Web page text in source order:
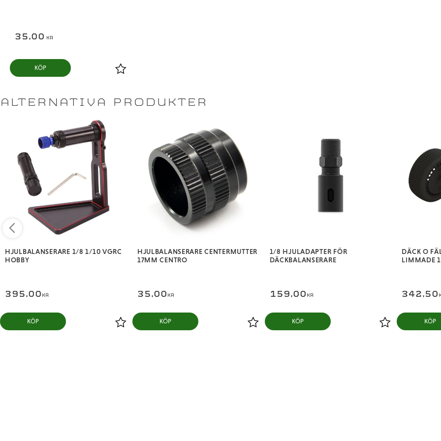
35,00 KR
Lägg till i favoriter
KÖP
ALTERNATIVA PRODUKTER
HJULBALANSERARE 1/8 1/10 VGRC
HOBBY
395,00 KR
KÖP
HJULBALANSERARE CENTERMUTTER
17MM CENTRO
35,00 KR
KÖP
1/8 HJULADAPTER FÖR
DÄCKBALANSERARE
159,00 KR
KÖP
DÄCK O
LIMMADE
342,50
KÖP